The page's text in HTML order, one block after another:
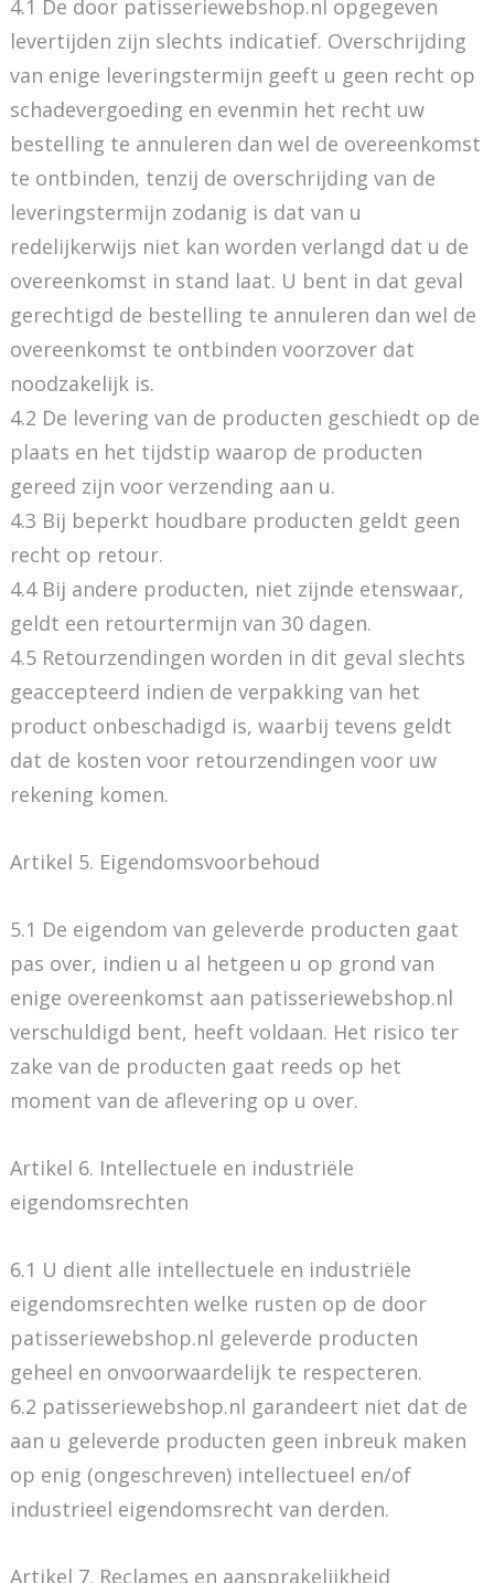
4.1 De door patisseriewebshop.nl opgegeven
levertijden zijn slechts indicatief. Overschrijding
van enige leveringstermijn geeft u geen recht op
schadevergoeding en evenmin het recht uw
bestelling te annuleren dan wel de overeenkomst
te ontbinden, tenzij de overschrijding van de
leveringstermijn zodanig is dat van u
redelijkerwijs niet kan worden verlangd dat u de
overeenkomst in stand laat. U bent in dat geval
gerechtigd de bestelling te annuleren dan wel de
overeenkomst te ontbinden voorzover dat
noodzakelijk is.
4.2 De levering van de producten geschiedt op de
plaats en het tijdstip waarop de producten
gereed zijn voor verzending aan u.
4.3 Bij beperkt houdbare producten geldt geen
recht op retour.
4.4 Bij andere producten, niet zijnde etenswaar,
geldt een retourtermijn van 30 dagen.
4.5 Retourzendingen worden in dit geval slechts
geaccepteerd indien de verpakking van het
product onbeschadigd is, waarbij tevens geldt
dat de kosten voor retourzendingen voor uw
rekening komen.
Artikel 5. Eigendomsvoorbehoud
5.1 De eigendom van geleverde producten gaat
pas over, indien u al hetgeen u op grond van
enige overeenkomst aan patisseriewebshop.nl
verschuldigd bent, heeft voldaan. Het risico ter
zake van de producten gaat reeds op het
moment van de aflevering op u over.
Artikel 6. Intellectuele en industriële
eigendomsrechten
6.1 U dient alle intellectuele en industriële
eigendomsrechten welke rusten op de door
patisseriewebshop.nl geleverde producten
geheel en onvoorwaardelijk te respecteren.
6.2 patisseriewebshop.nl garandeert niet dat de
aan u geleverde producten geen inbreuk maken
op enig (ongeschreven) intellectueel en/of
industrieel eigendomsrecht van derden.
Artikel 7. Reclames en aansprakelijkheid